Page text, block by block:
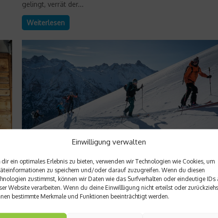
Einwilligung verwalten
dir ein optimales Erlebnis zu bieten, verwenden wir Technologien wie Cookies, um
zu speichern und/oder darauf zuzugreifen. Wenn du diesen
zustimmst, können wir Daten wie das Surfverhalten oder eindeutige IDs
Website verarbeiten. Wenn du deine Einwillligung nicht erteilst oder
bestimmte Merkmale und Funktionen beeinträchtigt werden.
gelingt, verrät der...
Weiterlesen
Richtig trainieren
Sicher in den Powder: Skitourentage im
Skitouren abseits trubeliger Pisten haben ihren ganz
Reiz, doch sie erfordern ein hohes Maß an Kenntnissen,